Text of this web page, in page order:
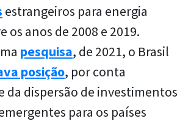
estrangeiros para energia
os anos de 2008 e 2019.
pesquisa, de 2021, o Brasil
posição, por conta
da dispersão de investimentos
para os países